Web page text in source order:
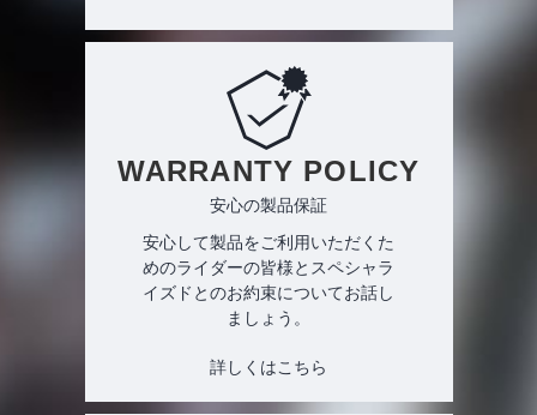
WARRANTY POLICY
安心の製品保証
安心して製品をご利用いただくた
めのライダーの皆様とスペシャラ
イズドとのお約束についてお話し
ましょう。
詳しくはこちら